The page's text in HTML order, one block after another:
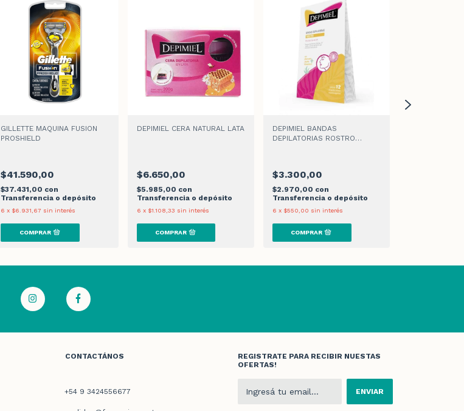
GILLETTE MAQUINA FUSION
PROSHIELD
$41.590,00
$37.431,00 con
Transferencia o depósito
6 x $6.931,67 sin interés
DEPIMIEL CERA NATURAL LATA
$6.650,00
$5.985,00 con
Transferencia o depósito
6 x $1.108,33 sin interés
DEPIMIEL BANDAS
DEPILATORIAS ROSTRO
$3.300,00
$2.970,00 con
Transferencia o depósito
6 x $550,00 sin interés
CONTACTÁNOS
+54 9 3424556677
REGISTRATE PARA RECIBIR NUESTAS
OFERTAS!